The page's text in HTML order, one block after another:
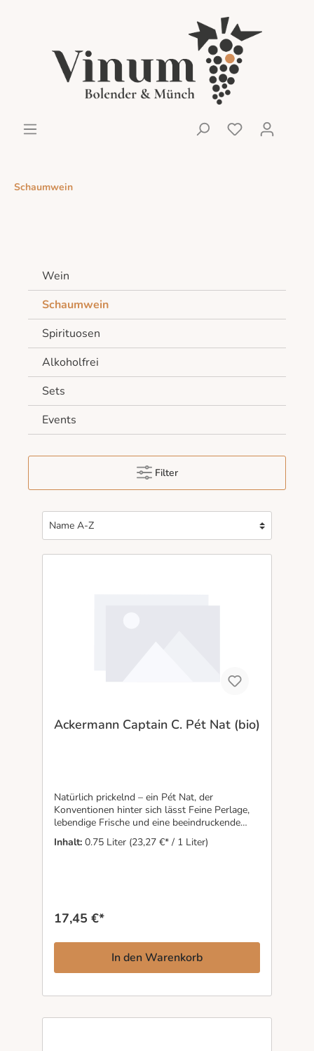
Schaumwein
Wein
Schaumwein
Spirituosen
Alkoholfrei
Sets
Events
Filter
Ackermann Captain C. Pét Nat (bio)
Natürlich prickelnd – ein Pét Nat, der
Konventionen hinter sich lässt Feine Perlage,
lebendige Frische und eine beeindruckende
Mineralität machen Captain C. Pét Nat zu
einem Schaumwein mit eigenem Charakter. Der
Kohlensäure auf natürliche Weise in der
Flasche entsteht – ungeschwefelt, ohne
Authentizität und neue Genusswege entdecken
möchten.
Inhalt: 0.75 Liter (23,27 €* / 1 Liter)
17,45 €*
In den Warenkorb